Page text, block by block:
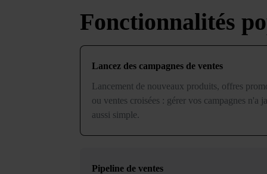
Fonctionnalités
Lancez des campagnes de ventes
Lancement de nouveaux produits, offres
ou ventes croisées : gérer vos campagnes n'a
aussi simple.
Pipeline de ventes